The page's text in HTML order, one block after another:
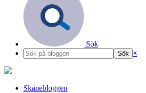
Sök
×
Skånebloggen